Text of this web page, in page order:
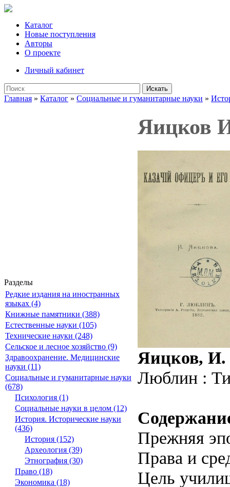
Каталог
Новые поступления
Авторы
О проекте
Личный кабинет
Искать
Главная » Каталог » Социальные и гуманитарные науки »
Разделы
Редкие издания на иностранных
языках (4)
Книжные памятники (388)
Естественные науки (105)
Технические науки (248)
Сельское и лесное хозяйство (9)
Здравоохранение. Медицинские
науки (11)
Социальные и гуманитарные науки
(678)
Психология (1)
Социальные науки в целом (12)
История. Исторические науки
(436)
История (152)
Археология (39)
Этнография (30)
Право (18)
Экономика (18)
Яицков
Яицков, И.
Люблин :
Прежняя
Права и
Цель